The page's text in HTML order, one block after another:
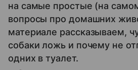
на самые простые (на
вопросы про домашних
материале рассказываем,
собаки ложь и почему не
одних в туалет.